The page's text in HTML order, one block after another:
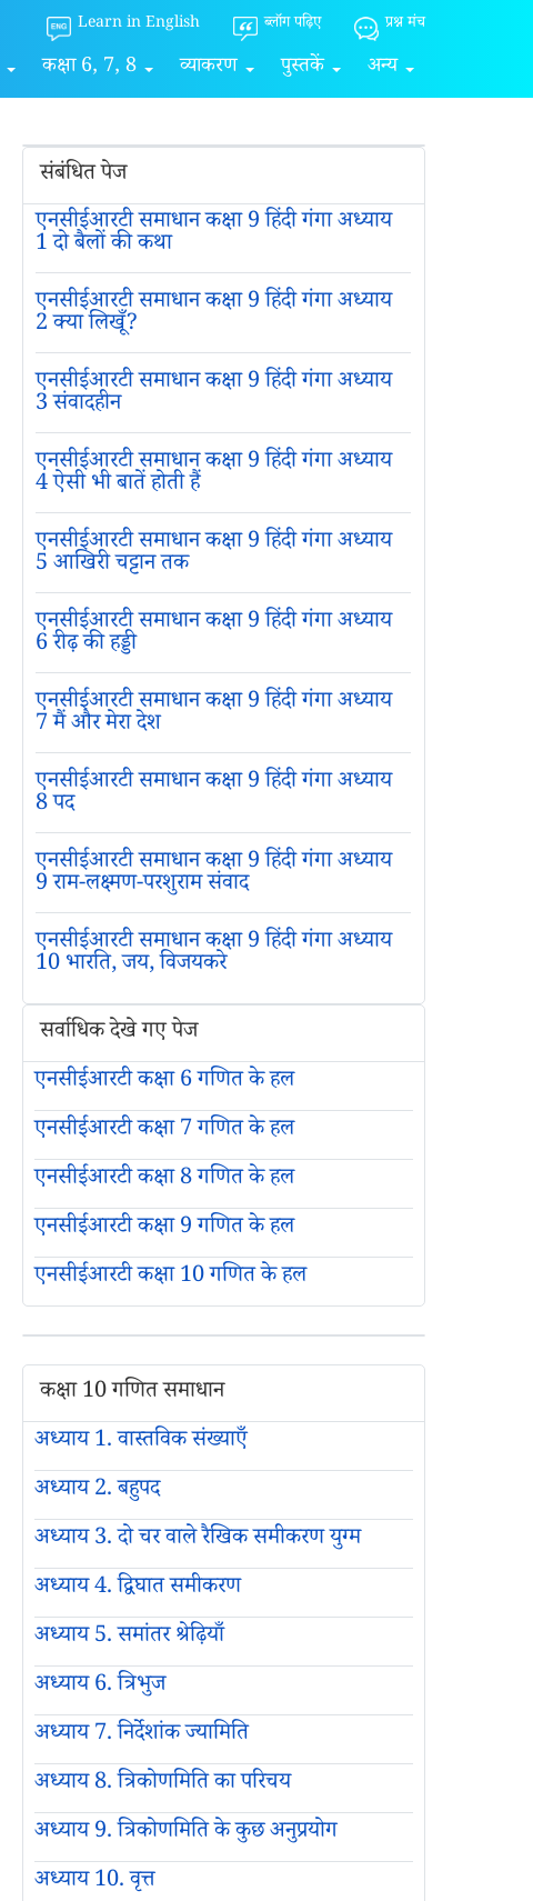
Learn in English ब्लॉग पढ़िए प्रश्न मंच
कक्षा 6, 7, 8 व्याकरण पुस्तकें अन्य
संबंधित पेज
एनसीईआरटी समाधान कक्षा 9 हिंदी गंगा अध्याय
1 दो बैलों की कथा
एनसीईआरटी समाधान कक्षा 9 हिंदी गंगा अध्याय
2 क्या लिखूँ?
एनसीईआरटी समाधान कक्षा 9 हिंदी गंगा अध्याय
3 संवादहीन
एनसीईआरटी समाधान कक्षा 9 हिंदी गंगा अध्याय
4 ऐसी भी बातें होती हैं
एनसीईआरटी समाधान कक्षा 9 हिंदी गंगा अध्याय
5 आखिरी चट्टान तक
एनसीईआरटी समाधान कक्षा 9 हिंदी गंगा अध्याय
6 रीढ़ की हड्डी
एनसीईआरटी समाधान कक्षा 9 हिंदी गंगा अध्याय
7 मैं और मेरा देश
एनसीईआरटी समाधान कक्षा 9 हिंदी गंगा अध्याय
8 पद
एनसीईआरटी समाधान कक्षा 9 हिंदी गंगा अध्याय
9 राम-लक्ष्मण-परशुराम संवाद
एनसीईआरटी समाधान कक्षा 9 हिंदी गंगा अध्याय
10 भारति, जय, विजयकरे
सर्वाधिक देखे गए पेज
एनसीईआरटी कक्षा 6 गणित के हल
एनसीईआरटी कक्षा 7 गणित के हल
एनसीईआरटी कक्षा 8 गणित के हल
एनसीईआरटी कक्षा 9 गणित के हल
एनसीईआरटी कक्षा 10 गणित के हल
कक्षा 10 गणित समाधान
अध्याय 1. वास्तविक संख्याएँ
अध्याय 2. बहुपद
अध्याय 3. दो चर वाले रैखिक समीकरण युग्म
अध्याय 4. द्विघात समीकरण
अध्याय 5. समांतर श्रेढ़ियाँ
अध्याय 6. त्रिभुज
अध्याय 7. निर्देशांक ज्यामिति
अध्याय 8. त्रिकोणमिति का परिचय
अध्याय 9. त्रिकोणमिति के कुछ अनुप्रयोग
अध्याय 10. वृत्त